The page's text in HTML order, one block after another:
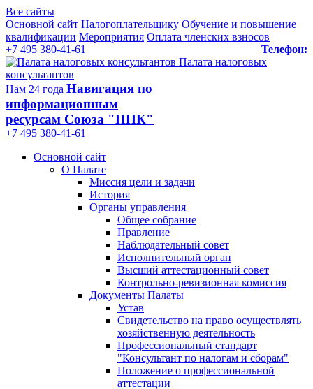
Все сайты
Основной сайт Налогоплательщику Обучение и повышение
квалификации Мероприятия Оплата членских взносов
Телефон:
+7 495 380-41-61
Палата налоговых
консультантов
Нам 24 года Навигация по
информационным
ресурсам Союза "ПНК"
+7 495 380‑41‑61
Основной сайт
О Палате
Миссия цели и задачи
История
Органы управления
Общее собрание
Правление
Наблюдательный совет
Исполнительный орган
Высший аттестационный совет
Контрольно-ревизионная комиссия
Документы Палаты
Устав
Свидетельство на право осуществлять
хозяйственную деятельность
Профессиональный стандарт
"Консультант по налогам и сборам"
Положение о профессиональной
аттестации